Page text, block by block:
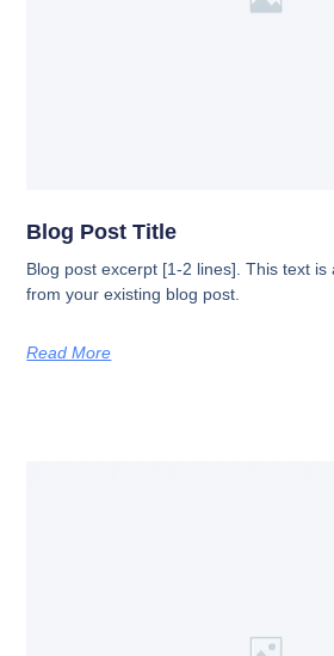
Blog Post Title
Blog post excerpt [1-2 lines]. This text is
from your existing blog post.
Read More